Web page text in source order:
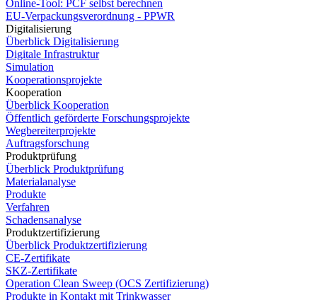
Online-Tool: PCF selbst berechnen
EU-Verpackungsverordnung - PPWR
Digitalisierung
Überblick Digitalisierung
Digitale Infrastruktur
Simulation
Kooperationsprojekte
Kooperation
Überblick Kooperation
Öffentlich geförderte Forschungsprojekte
Wegbereiterprojekte
Auftragsforschung
Produktprüfung
Überblick Produktprüfung
Materialanalyse
Produkte
Verfahren
Schadensanalyse
Produktzertifizierung
Überblick Produktzertifizierung
CE-Zertifikate
SKZ-Zertifikate
Operation Clean Sweep (OCS Zertifizierung)
Produkte in Kontakt mit Trinkwasser